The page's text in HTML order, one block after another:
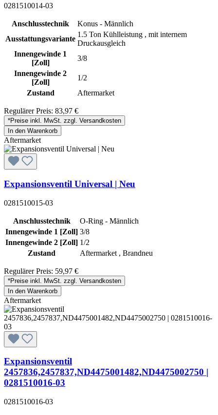
0281510014-03
Anschlusstechnik
Konus - Männlich
Ausstattungsvariante
1.5 Ton Kühlleistung , mit internem
Druckausgleich
Innengewinde 1
[Zoll]
3/8
Innengewinde 2
[Zoll]
1/2
Zustand
Aftermarket
Regulärer Preis: 83,97 €
*Preise inkl. MwSt. zzgl. Versandkosten
In den Warenkorb
Aftermarket
Expansionsventil Universal | Neu
0281510015-03
Anschlusstechnik
O-Ring - Männlich
Innengewinde 1 [Zoll] 3/8
Innengewinde 2 [Zoll] 1/2
Zustand
Aftermarket , Brandneu
Regulärer Preis: 59,97 €
*Preise inkl. MwSt. zzgl. Versandkosten
In den Warenkorb
Aftermarket
Expansionsventil
2457836,2457837,ND4475001482,ND4475002750 |
0281510016-03
0281510016-03